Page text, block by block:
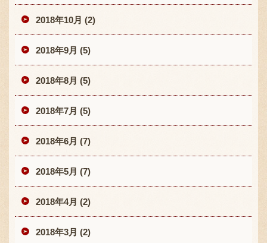
2018年10月 (2)
2018年9月 (5)
2018年8月 (5)
2018年7月 (5)
2018年6月 (7)
2018年5月 (7)
2018年4月 (2)
2018年3月 (2)